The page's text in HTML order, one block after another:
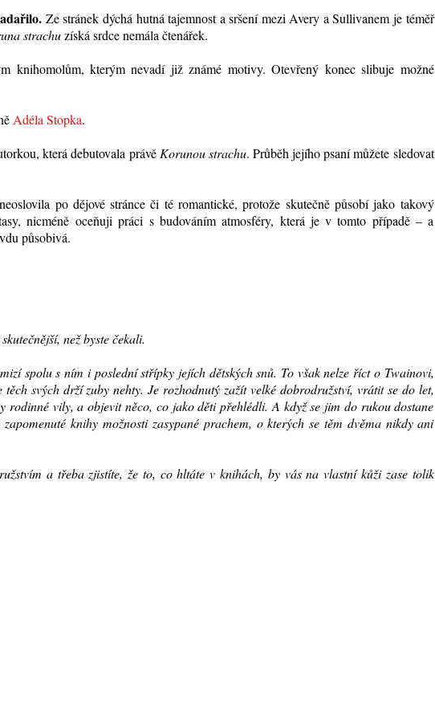
Ze stránek dýchá hutná tajemnost a sršení mezi Avery a Sullivanem je téměř
strachuzíská srdce nemála čtenářek.
knihomolům, kterým nevadí již známé motivy. Otevřený konec slibuje možné
Adéla Stopka.
která debutovala právě Korunou strachu. Průběh jejího psaní můžete sledovat
po dějové stránce či té romantické, protože skutečně působí jako takový
nicméně oceňuji práci s budováním atmosféry, která je v tomto případě – a
působivá.
než byste čekali.
spolu s ním i poslední střípky jejích dětských snů. To však nelze říct o Twainovi,
svých drží zuby nehty. Je rozhodnutý zažít velké dobrodružství, vrátit se do let,
rodinné vily, a objevit něco, co jako děti přehlédli. A když se jim do rukou dostane
knihy možnosti zasypané prachem, o kterých se těm dvěma nikdy ani
a třeba zjistíte, že to, co hltáte v knihách, by vás na vlastní kůži zase tolik